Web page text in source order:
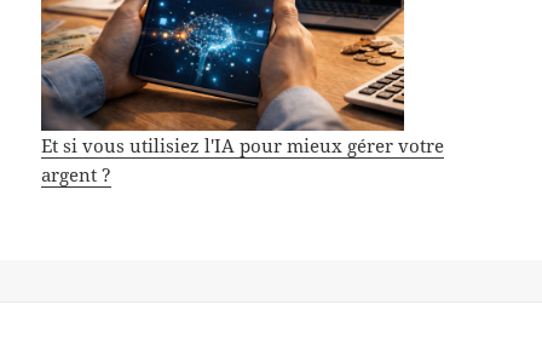
Et si vous utilisiez l'IA pour mieux gérer votre
argent ?